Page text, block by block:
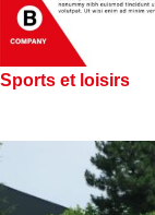
Sports et loisirs